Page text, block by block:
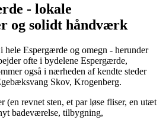
- lokale
og solidt håndværk
hele Espergærde og omegn - herunder
ofte i bydelene Espergærde,
også i nærheden af kendte steder
Skov, Krogenberg.
(en revnet sten, et par løse fliser, en utæt
badeværelse, tilbygning,